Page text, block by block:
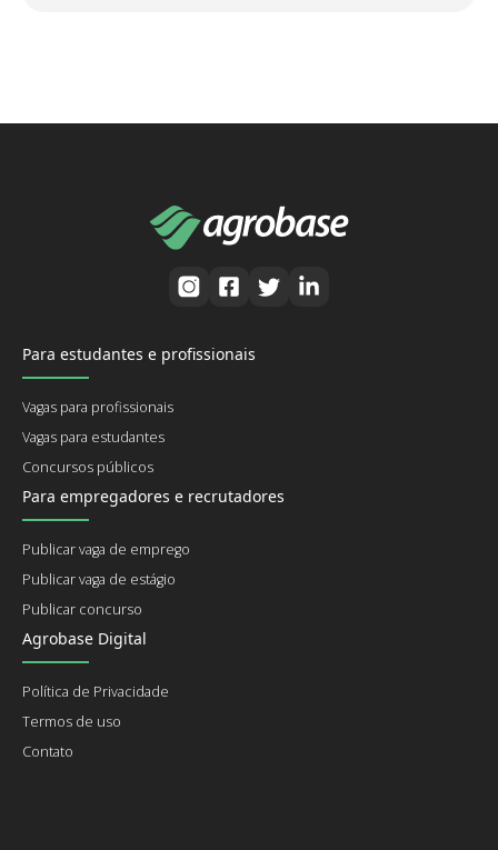
Para estudantes e profissionais
Vagas para profissionais
Vagas para estudantes
Concursos públicos
Para empregadores e recrutadores
Publicar vaga de emprego
Publicar vaga de estágio
Publicar concurso
Agrobase Digital
Política de Privacidade
Termos de uso
Contato